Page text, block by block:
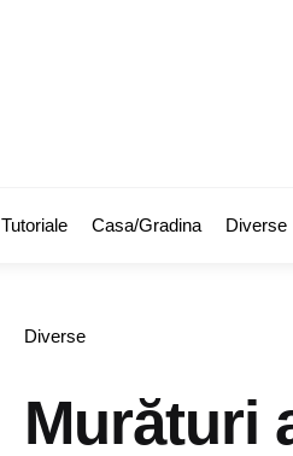
Tutoriale Casa/Gradina Diverse
Categories
Diverse
Murături